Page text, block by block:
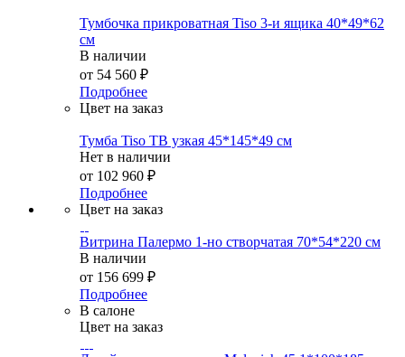
Тумбочка прикроватная Tiso 3-и ящика 40*49*62
см
В наличии
от 54 560 ₽
Подробнее
Цвет на заказ
Тумба Tiso ТВ узкая 45*145*49 см
Нет в наличии
от 102 960 ₽
Подробнее
Цвет на заказ
Витрина Палермо 1-но створчатая 70*54*220 см
В наличии
от 156 699 ₽
Подробнее
В салоне
Цвет на заказ